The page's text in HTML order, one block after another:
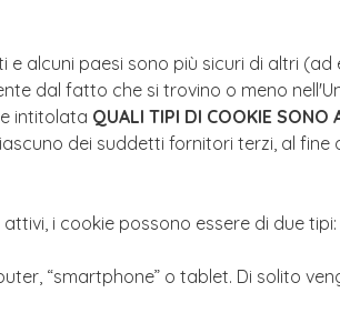
alcuni paesi sono più sicuri di altri
dal fatto che si trovino o meno
intitolata QUALI TIPI DI COOKIE SONO
dei suddetti fornitori terzi, al
i cookie possono essere di due tipi:
“smartphone” o tablet. Di solito